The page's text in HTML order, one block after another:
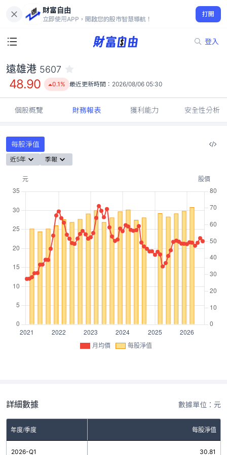
財富自由
立即使用APP，開啟您的股市智慧導航！
打開
登入
48.90
0.1%
遠雄港 5607
48.90 0.1% 最近更新時間： 2026/08/06 05:30
個股概覽 財務報表 獲利能力 安全性分析
每股淨值
近5年 季報
月均價 每股淨值
詳細數據 數據單位：元
年度/季度 每股淨值
2026-Q1 30.81